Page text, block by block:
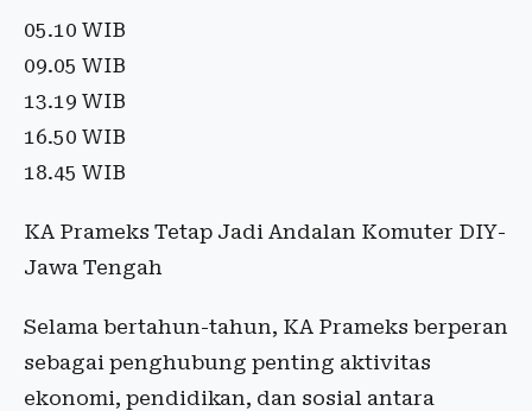
05.10 WIB
09.05 WIB
13.19 WIB
16.50 WIB
18.45 WIB
KA Prameks Tetap Jadi Andalan Komuter DIY-
Jawa Tengah
Selama bertahun-tahun, KA Prameks berperan
sebagai penghubung penting aktivitas
ekonomi, pendidikan, dan sosial antara